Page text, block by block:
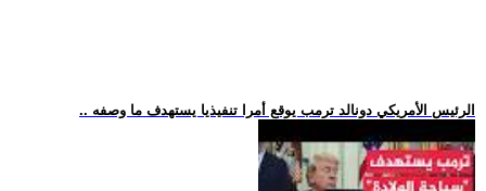
.. الرئيس الأمريكي دونالد ترمب يوقع أمرا تنفيذيا يستهدف ما وصفه